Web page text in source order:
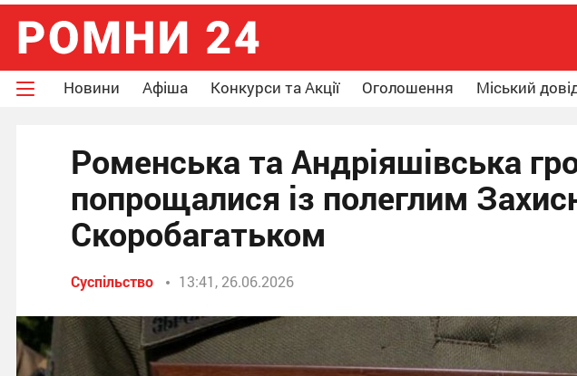
Новини Афіша Конкурси та Акції Оголошення Міський
Роменська та Андріяшівська
попрощалися із полеглим
Скоробагатьком
Суспільство 13:41, 26.06.2026